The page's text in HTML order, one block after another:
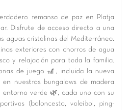
remanso de paz en Platja
Disfrute de acceso directo a una
aguas cristalinas del Mediterráneo.
exteriores con chorros de agua
y relajación para toda la familia.
de juego 🎢, incluida la nueva
nuestros bungalows de madera
verde 🌿, cada uno con su
(baloncesto, voleibol, ping-